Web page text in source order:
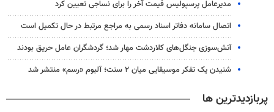
مدیرعامل پرسپولیس قیمت آخر را برای نساجی تعیین کرد
اتصال سامانه دفاتر اسناد رسمی به مراجع مرتبط در حال تکمیل است
آتش‌سوزی جنگل‌های کلاردشت مهار شد؛ گردشگران عامل حریق بودند
شنیدن یک تفکر موسیقایی میان ۲ سنت؛ آلبوم «رسم» منتشر شد
پربازدیدترین ها